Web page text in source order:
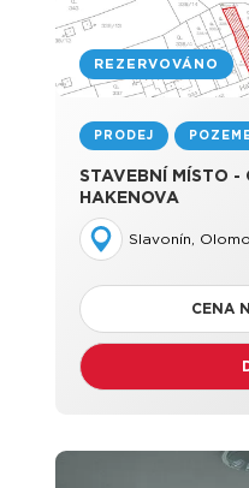
REZERVOVÁNO
PRODEJ
STAVEBNÍ MÍSTO -
HAKENOVA
Slavonín,
CENA